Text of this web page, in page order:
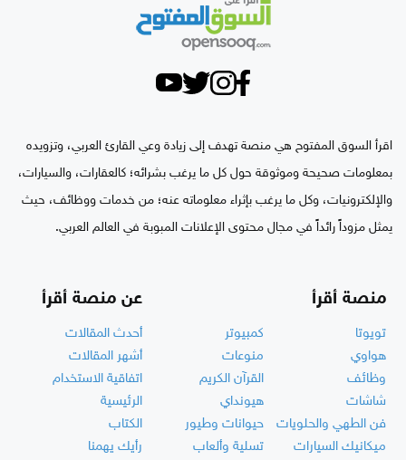
اقرأ السوق المفتوح هي منصة تهدف إلى زيادة وعي القارئ العربي، وتزويده
بمعلومات صحيحة وموثوقة حول كل ما يرغب بشرائه؛ كالعقارات، والسيارات،
والإلكترونيات، وكل ما يرغب بإثراء معلوماته عنه؛ من خدمات ووظائف، حيث
يمثل مزوداً رائداً في مجال محتوى الإعلانات المبوبة في العالم العربي.
منصة أقرأ
تويوتا
كمبيوتر
هواوي
منوعات
وظائف
القرآن الكريم
شاشات
هيونداي
فن الطهي والحلويات
حيوانات وطيور
ميكانيك السيارات
تسلية وألعاب
عن منصة أقرأ
أحدث المقالات
أشهر المقالات
اتفاقية الاستخدام
الرئيسية
الكتاب
رأيك يهمنا